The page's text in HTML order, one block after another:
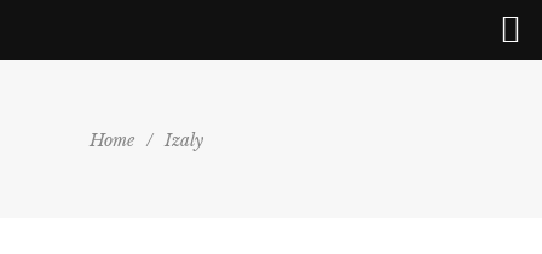
Home / Izaly